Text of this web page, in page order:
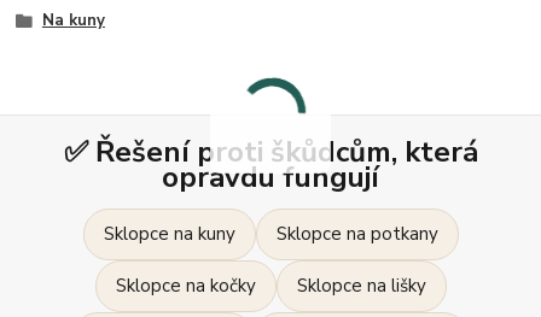
Na kuny
✅ Řešení proti škůdcům, která
opravdu fungují
Sklopce na kuny Sklopce na potkany
Sklopce na kočky Sklopce na lišky